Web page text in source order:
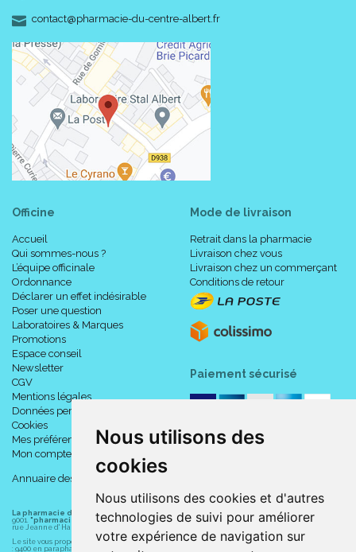
Nous utilisons des
cookies
Nous utilisons des cookies et d'autres
technologies de suivi pour améliorer
votre expérience de navigation sur
contact-
@-
pharmacie-du-centre-albert.fr
Officine
Accueil
Qui sommes-nous ?
L’équipe officinale
Ordonnance
Déclarer un effet indésirable
Poser une question
Laboratoires & Marques
Promotions
Espace conseil
Newsletter
CGV
Mentions légales
Données personnelles
Cookies
Mes préférences Cookies
Mon compte
Annuaire des pharmacies
Mode de livraison
Retrait dans la pharmacie
Livraison chez vous
Livraison chez un commerçant
Conditions de retour
Paiement sécurisé
La pharmacie du centre à Albert
(80300) est une pharmacie française certifiée ISO
9001. "pharmacie-du-centre-albert.fr " est le site internet de la pharmacie du centre
rue Jeanne d' Harcourt, 80300 Albert.
Le site vous propose un large choix de plus de 11000 références, au prix les plus bas possible
: 9400 en parapharmacie, animaux, orthopédie, matériel médical. 1700 en médicaments sans